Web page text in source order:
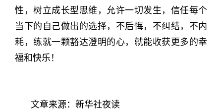
性，树立成长型思维，允许一切发生，信任每个
当下的自己做出的选择，不后悔，不纠结，不内
耗，练就一颗豁达澄明的心，就能收获更多的幸
福和快乐！
文章来源：新华社夜读